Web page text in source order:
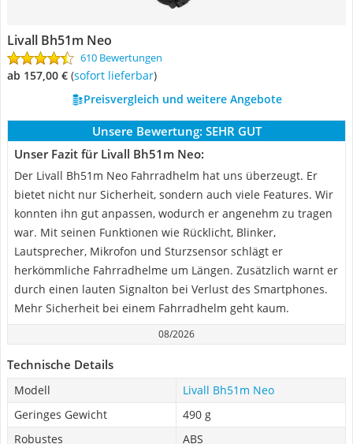
Livall Bh51m Neo
610 Bewertungen
ab 157,00 € ( Sofort lieferbar)
Preisvergleich und weitere Angebote
Unsere Bewertung: SEHR GUT
Unser Fazit für Livall Bh51m Neo:
Der Livall Bh51m Neo Fahrradhelm hat uns überzeugt. Er
bietet nicht nur Sicherheit, sondern auch viele Features. Wir
konnten ihn gut anpassen, wodurch er angenehm zu tragen
war. Mit seinen Funktionen wie Rücklicht, Blinker,
Lautsprecher, Mikrofon und Sturzsensor schlägt er
herkömmliche Fahrradhelme um Längen. Zusätzlich warnt er
durch einen lauten Signalton bei Verlust des Smartphones.
Mehr Sicherheit bei einem Fahrradhelm geht kaum.
08/2026
Technische Details
Modell
Livall Bh51m Neo
Geringes Gewicht
490 g
Robustes
ABS